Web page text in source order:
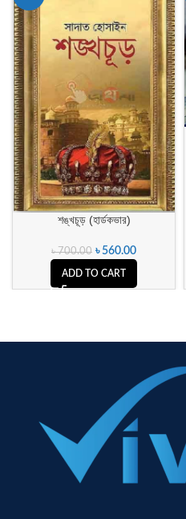
শঙ্খচূড় (হার্ডকভার)
৳700.00 ৳ 560.00
ADD TO CART